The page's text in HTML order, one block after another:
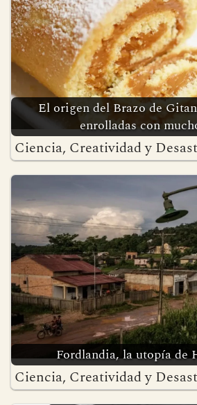
El origen del Brazo de
enrolladas con
Ciencia, Creatividad y
Fordlandia, la utopía de
Ciencia, Creatividad y